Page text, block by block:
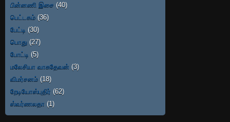
பின்னணி இசை (40)
பெட்டகம் (36)
பேட்டி (30)
பொது (27)
போட்டி (5)
மலேசியா வாசுதேவன் (3)
விமர்சனம் (18)
றேடியோஸ்புதிர் (62)
ஸ்வர்ணலதா (1)